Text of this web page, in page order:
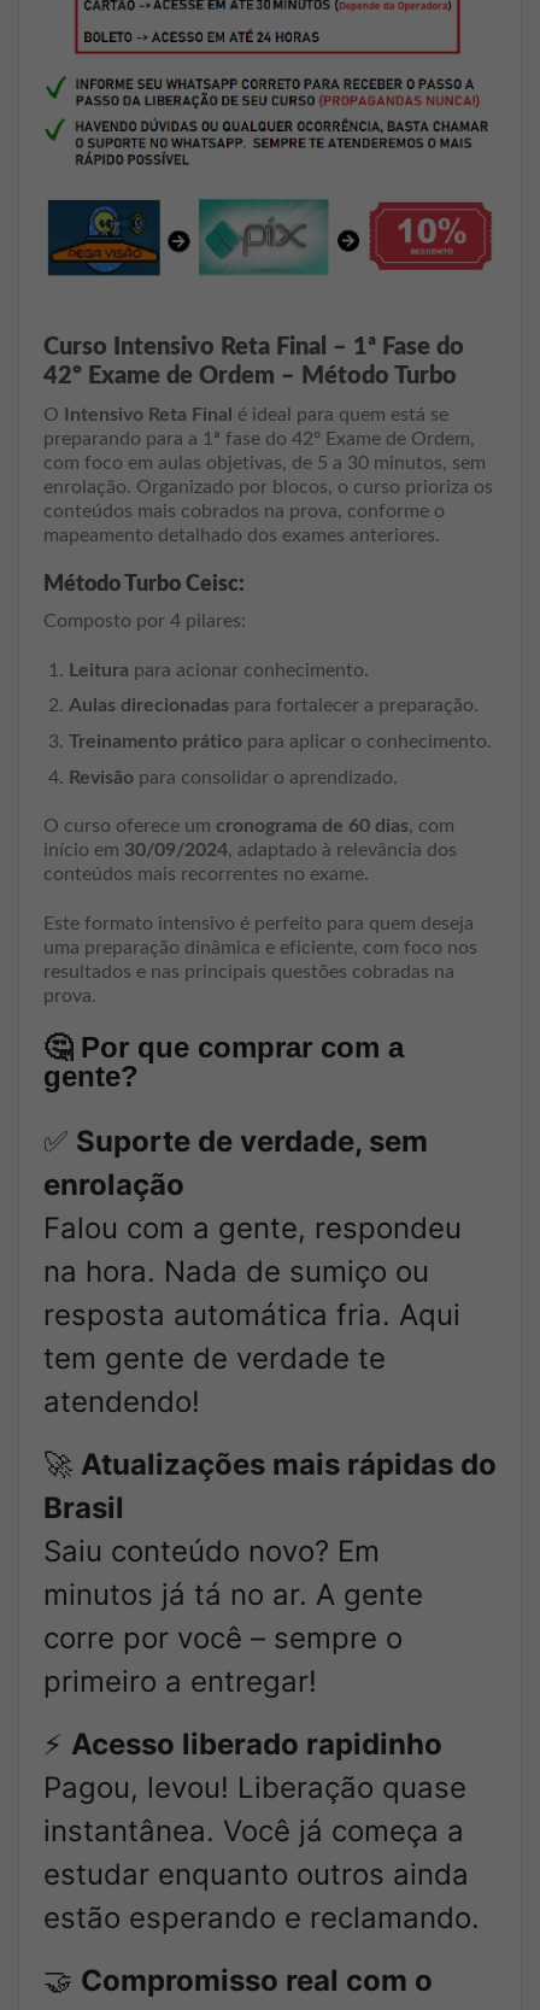
Curso Intensivo Reta Final – 1ª Fase do
42º Exame de Ordem – Método Turbo
O Intensivo Reta Final
é ideal para quem está se
preparando para a 1ª fase do 42º Exame de Ordem,
com foco em aulas objetivas, de 5 a 30 minutos, sem
enrolação. Organizado por blocos, o curso prioriza os
conteúdos mais cobrados na prova, conforme o
mapeamento detalhado dos exames anteriores.
Método Turbo Ceisc:
Composto por 4 pilares:
Leitura para acionar conhecimento.
Aulas direcionadaspara fortalecer a preparação.
Treinamento práticopara aplicar o conhecimento.
Revisãopara consolidar o aprendizado.
O curso oferece um cronograma de 60 dias, com
início em 30/09/2024, adaptado à relevância dos
conteúdos mais recorrentes no exame.
Este formato intensivo é perfeito para quem deseja
uma preparação dinâmica e eficiente, com foco nos
resultados e nas principais questões cobradas na
prova.
🤔 Por que comprar com a
gente?
✅ Suporte de verdade, sem
enrolação
Falou com a gente, respondeu
na hora. Nada de sumiço ou
resposta automática fria. Aqui
tem gente de verdade te
atendendo!
🚀 Atualizações mais rápidas do
Brasil
Saiu conteúdo novo? Em
minutos já tá no ar. A gente
corre por você – sempre o
primeiro a entregar!
⚡ Acesso liberado rapidinho
Pagou, levou! Liberação quase
instantânea. Você já começa a
estudar enquanto outros ainda
estão esperando e reclamando.
🤝 Compromisso real com o